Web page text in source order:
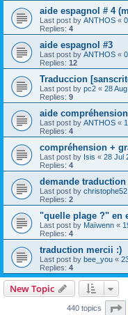
aide espagnol # 4
Last post by ANTHOS «
Replies: 4
aide espagnol #3
Last post by ANTHOS «
Replies: 12
Traduccion
Last post by pc2 « 28
Replies: 9
aide
Last post by ANTHOS «
Replies: 4
compréhension +
Last post by Isis « 28 Jul
Replies: 4
demande traduction
Last post by christophe52
Replies: 2
"quelle plage ?" en
Last post by Maïwenn «
Replies: 4
traduction mercii :)
Last post by bee_you «
Replies: 4
New Topic
440 topics